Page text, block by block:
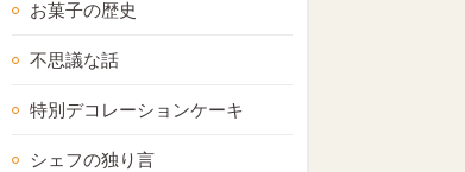
お菓子の歴史
不思議な話
特別デコレーションケーキ
シェフの独り言